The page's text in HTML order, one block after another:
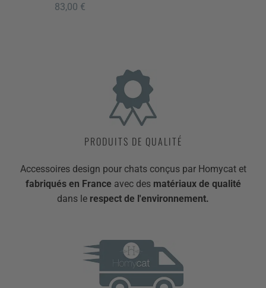
83,00 €
PRODUITS DE QUALITÉ
Accessoires design pour chats conçus par Homycat et
fabriqués en France avec des matériaux de qualité
dans le respect de l'environnement.